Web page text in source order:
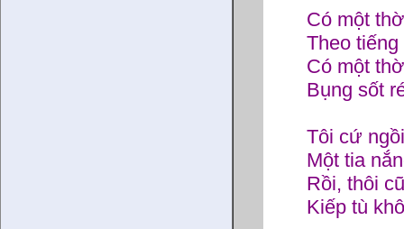
Có một
Theo
Có một
Bụng sốt
Tôi cứ
Một tia
Rồi, thôi
Kiếp tù